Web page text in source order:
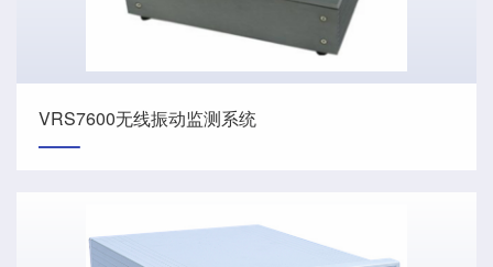
VRS7600无线振动监测系统